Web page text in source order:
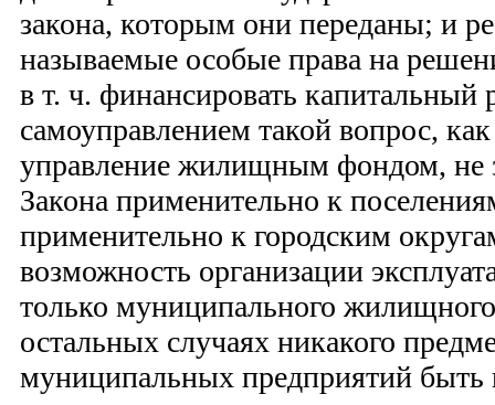
закона, которым они переданы; и
называемые особые права на
в т. ч. финансировать
самоуправлением такой вопрос,
управление жилищным фондом, не
Закона применительно к
применительно к городским
возможность организации
только муниципального
остальных случаях никакого
муниципальных предприятий быть